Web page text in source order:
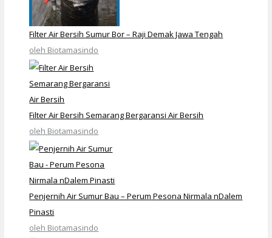
Filter Air Bersih Sumur Bor – Raji Demak Jawa Tengah
oleh Biotamasindo
Filter Air Bersih Semarang Bergaransi Air Bersih
oleh Biotamasindo
Penjernih Air Sumur Bau – Perum Pesona Nirmala nDalem
Pinasti
oleh Biotamasindo